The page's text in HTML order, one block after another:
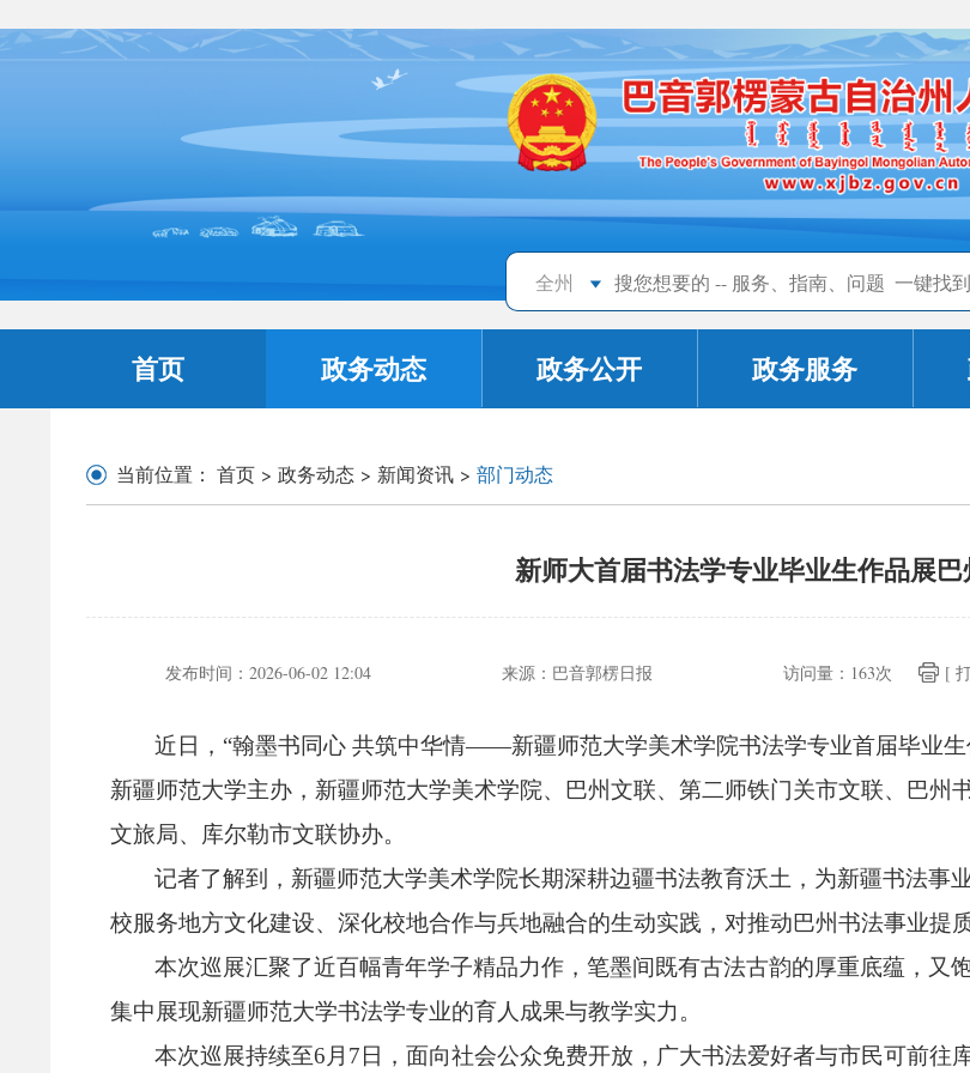
全州
首页 政务动态 政务公开 政务服务
当前位置： 首页 > 政务动态 > 新闻资讯 > 部门动态
新师大首届书法学专业毕业生作品展
发布时间： 2026-06-02 12:04 来源： 巴音郭楞日报 访问量： 163次 [
近日， “翰墨书同心 共筑中华情——新疆师范大学美术学院书法学专业首届毕业生
新疆师范大学主办， 新疆师范大学美术学院、 巴州文联、 第二师铁门关市文联、 巴州
文旅局、 库尔勒市文联协办。
记者了解到， 新疆师范大学美术学院长期深耕边疆书法教育沃土， 为新疆书法事
校服务地方文化建设、 深化校地合作与兵地融合的生动实践， 对推动巴州书法事业提
本次巡展汇聚了近百幅青年学子精品力作，笔墨间既有古法古韵的厚重底蕴， 又
集中展现新疆师范大学书法学专业的育人成果与教学实力。
本次巡展持续至6月7日，面向社会公众免费开放， 广大书法爱好者与市民可前往